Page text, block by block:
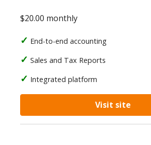
$20.00 monthly
End-to-end accounting
Sales and Tax Reports
Integrated platform
Visit site